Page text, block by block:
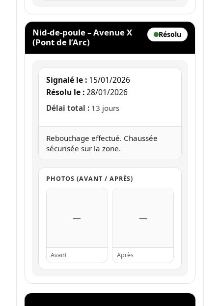
Nid-de-poule – Avenue X
(Pont de l’Arc)
Résolu
Signalé le :15/01/2026
Résolu le :28/01/2026
Délai total :13 jours
Rebouchage effectué. Chaussée
sécurisée sur la zone.
PHOTOS (AVANT / APRÈS)
—
Avant
—
Après